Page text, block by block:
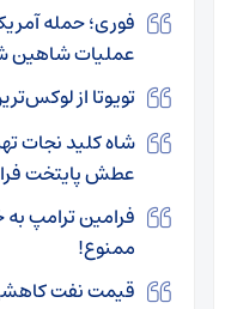
عملیات شاهین
تویوتا از
شاه کلید نجات
عطش پایتخت
فرامین ترامپ
ممنوع!
قیمت نفت